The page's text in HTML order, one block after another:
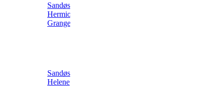
Sandøs
Hermione
Granger
Sandøs
Helene